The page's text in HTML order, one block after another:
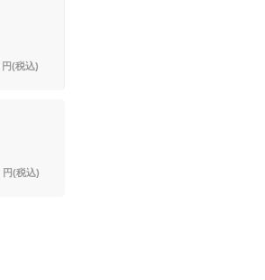
円(税込)
円(税込)